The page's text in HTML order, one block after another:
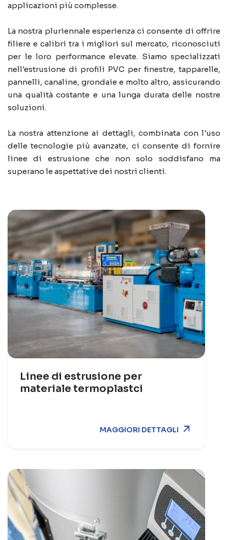
applicazioni più complesse.
La nostra pluriennale esperienza ci consente di offrire
filiere e calibri tra i migliori sul mercato, riconosciuti
per le loro performance elevate. Siamo specializzati
nell'estrusione di profili PVC per finestre, tapparelle,
pannelli, canaline, grondaie e molto altro, assicurando
una qualità costante e una lunga durata delle nostre
soluzioni.
La nostra attenzione ai dettagli, combinata con l'uso
delle tecnologie più avanzate, ci consente di fornire
linee di estrusione che non solo soddisfano ma
superano le aspettative dei nostri clienti.
Linee di estrusione per
materiale termoplastci
MAGGIORI DETTAGLI